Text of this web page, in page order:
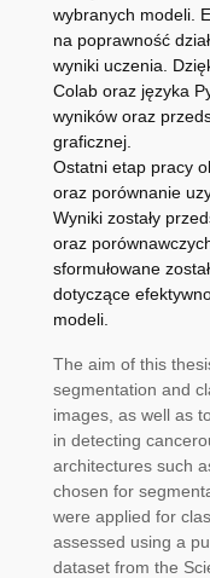
wybranych modeli.
na poprawność
wyniki uczenia.
Colab oraz języka
wyników oraz
graficznej.
Ostatni etap pracy
oraz porównanie
Wyniki zostały
oraz
sformułowane
dotyczące
modeli.
The aim of this
segmentation and
images, as well as
in detecting
architectures such
chosen for
were applied for
assessed using a
dataset from the